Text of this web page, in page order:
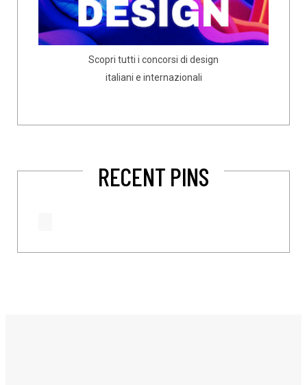
Scopri tutti i concorsi di design
italiani e internazionali
RECENT PINS